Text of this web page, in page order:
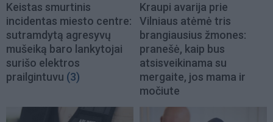
Keistas smurtinis
incidentas miesto centre:
sutramdytą agresyvų
mušeiką baro lankytojai
surišo elektros
prailgintuvu (3)
Kraupi avarija prie
Vilniaus atėmė tris
brangiausius žmones:
pranešė, kaip bus
atsisveikinama su
mergaite, jos mama ir
močiute